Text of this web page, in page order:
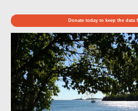
Donate today to keep the data